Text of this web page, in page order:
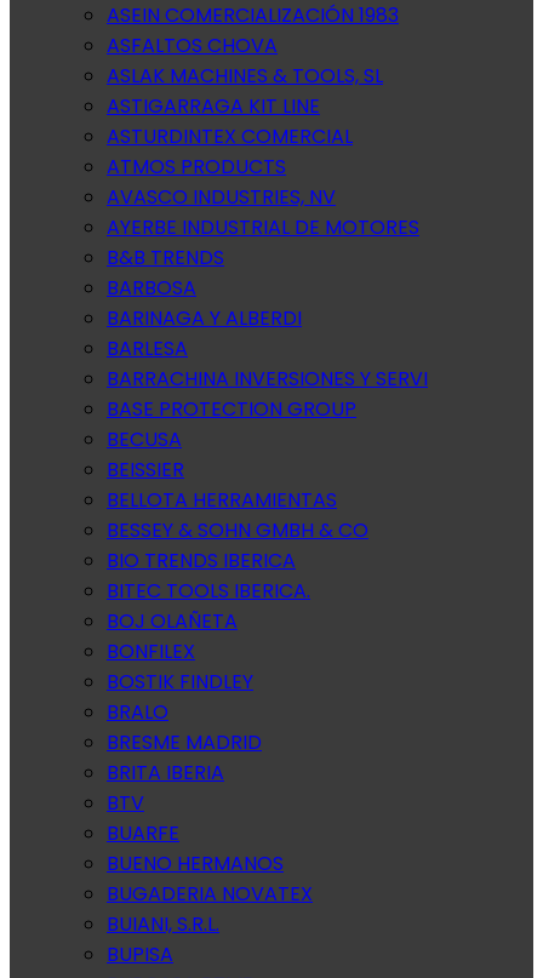
ASEIN COMERCIALIZACIÓN 1983
ASFALTOS CHOVA
ASLAK MACHINES & TOOLS, SL
ASTIGARRAGA KIT LINE
ASTURDINTEX COMERCIAL
ATMOS PRODUCTS
AVASCO INDUSTRIES, NV
AYERBE INDUSTRIAL DE MOTORES
B&B TRENDS
BARBOSA
BARINAGA Y ALBERDI
BARLESA
BARRACHINA INVERSIONES Y SERVI
BASE PROTECTION GROUP
BECUSA
BEISSIER
BELLOTA HERRAMIENTAS
BESSEY & SOHN GMBH & CO
BIO TRENDS IBERICA
BITEC TOOLS IBERICA.
BOJ OLAÑETA
BONFILEX
BOSTIK FINDLEY
BRALO
BRESME MADRID
BRITA IBERIA
BTV
BUARFE
BUENO HERMANOS
BUGADERIA NOVATEX
BUIANI, S.R.L.
BUPISA